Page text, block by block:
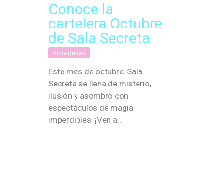
Conoce la
cartelera Octubre
de Sala Secreta
Actividades
Este mes de octubre, Sala
Secreta se llena de misterio,
ilusión y asombro con
espectáculos de magia
imperdibles. ¡Ven a…